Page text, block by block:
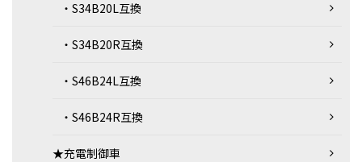
・S34B20L互換
・S34B20R互換
・S46B24L互換
・S46B24R互換
★充電制御車